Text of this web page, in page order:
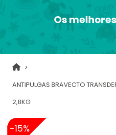
Os
ANTIPULGAS BRAVECTO
2,8KG
-15%